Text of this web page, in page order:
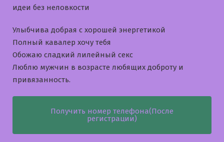
идеи без неловкости
Улыбчива добрая с хорошей энергетикой
Полный кавалер хочу тебя
Обожаю сладкий лилейный секс
Люблю мужчин в возрасте любящих доброту и
привязанность.
Получить номер телефона(После
регистрации)